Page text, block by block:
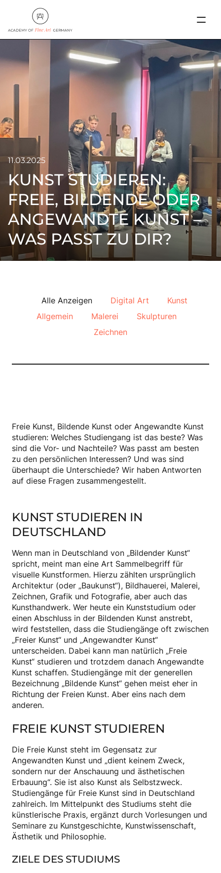
AKADEMIE
AUSBILDUNGSGÄNGE
ANMELDUNG
WORKSHOPS
11.03.2025
KUNST STUDIEREN:
FREIE, BILDENDE ODER
ANGEWANDTE KUNST –
WAS PASST ZU DIR?
Alle Anzeigen Digital Art
Kunst
Allgemein
Malerei
Skulpturen
Zeichnen
Freie Kunst, Bildende Kunst oder Angewandte Kunst
studieren: Welches Studiengang ist das beste? Was
sind die Vor- und Nachteile? Was passt am besten
zu den persönlichen Interessen? Und was sind
überhaupt die Unterschiede? Wir haben Antworten
auf diese Fragen zusammengestellt.
KUNST STUDIEREN IN
DEUTSCHLAND
Wenn man in Deutschland von „Bildender Kunst“
spricht, meint man eine Art Sammelbegriff für
visuelle Kunstformen. Hierzu zählten ursprünglich
Architektur (oder „Baukunst“), Bildhauerei, Malerei,
Zeichnen, Grafik und Fotografie, aber auch das
Kunsthandwerk. Wer heute ein Kunststudium oder
einen Abschluss in der Bildenden Kunst anstrebt,
wird feststellen, dass die Studiengänge oft zwischen
„Freier Kunst“ und „Angewandter Kunst“
unterscheiden. Dabei kann man natürlich „Freie
Kunst“ studieren und trotzdem danach Angewandte
Kunst schaffen. Studiengänge mit der generellen
Bezeichnung „Bildende Kunst“ gehen meist eher in
Richtung der Freien Kunst. Aber eins nach dem
anderen.
FREIE KUNST STUDIEREN
Die Freie Kunst steht im Gegensatz zur
Angewandten Kunst und „dient keinem Zweck,
sondern nur der Anschauung und ästhetischen
Erbauung“. Sie ist also Kunst als Selbstzweck.
Studiengänge für Freie Kunst sind in Deutschland
zahlreich. Im Mittelpunkt des Studiums steht die
künstlerische Praxis, ergänzt durch Vorlesungen und
Seminare zu Kunstgeschichte, Kunstwissenschaft,
Ästhetik und Philosophie.
ZIELE DES STUDIUMS